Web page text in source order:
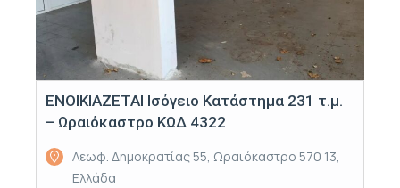
ΕΝΟΙΚΙΑΖΕΤΑΙ Ισόγειο Κατάστημα 231 τ.μ.
– Ωραιόκαστρο ΚΩΔ 4322
Λεωφ. Δημοκρατίας 55, Ωραιόκαστρο 570 13,
Ελλάδα